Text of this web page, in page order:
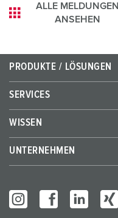
ALLE MELDUNGEN
ANSEHEN
PRODUKTE / LÖSUNGEN
SERVICES
WISSEN
UNTERNEHMEN